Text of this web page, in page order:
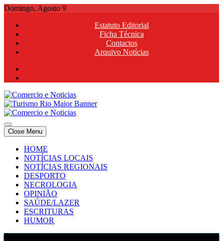
Skip
content
Domingo, Agosto 9
Estatuto Editorial
Ficha Técnica
Contactos
Arquivo Notícias
Comercio e Noticias
Notícias e Publicidade Online
Comercio e Noticias
Notícias e Publicidade Online
Close Menu
HOME
NOTÍCIAS LOCAIS
NOTÍCIAS REGIONAIS
DESPORTO
NECROLOGIA
OPINIÃO
SAÚDE/LAZER
ESCRITURAS
HUMOR